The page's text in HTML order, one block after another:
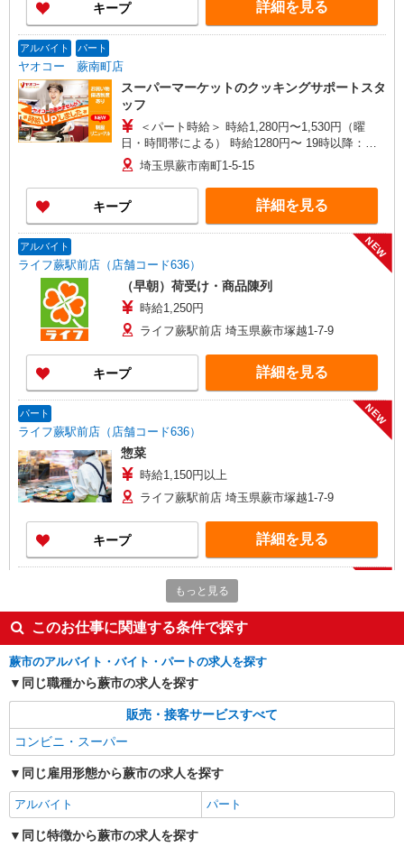
キープ 詳細を見る
アルバイト パート
ヤオコー 蕨南町店
スーパーマーケットのクッキングサポートスタ
ッフ
＜パート時給＞ 時給1,280円〜1,530円（曜
日・時間帯による） 時給1280円〜 19時以降：時
給1430円〜 ★土曜＋100円 ★日・祝＋100円 ※ア
ルバイトさんの時給や募集内容はお問い合わせく
ださい
埼玉県蕨市南町1-5-15
キープ 詳細を見る
アルバイト
ライフ蕨駅前店（店舗コード636）
NEW
（早朝）荷受け・商品陳列
時給1,250円
ライフ蕨駅前店 埼玉県蕨市塚越1-7-9
キープ 詳細を見る
パート
ライフ蕨駅前店（店舗コード636）
NEW
惣菜
時給1,150円以上
ライフ蕨駅前店 埼玉県蕨市塚越1-7-9
キープ 詳細を見る
ライフ蕨駅前店（店舗コード636）
ネットスーパー
時給1,150円以上 日曜祝日 時給1,250円以上
ライフ蕨駅前店 埼玉県蕨市塚越1-7-9
キープ 詳細を見る
アルバイト
ライフ蕨駅前店（店舗コード636）
時給1,150円以上
ライフ蕨駅前店 埼玉県蕨市塚越1-7-9
もっと見る
このお仕事に関連する条件で探す
蕨市のアルバイト・バイト・パートの求人を探す
同じ職種から蕨市の求人を探す
販売・接客サービスすべて
コンビニ・スーパー
同じ雇用形態から蕨市の求人を探す
アルバイト パート
同じ特徴から蕨市の求人を探す